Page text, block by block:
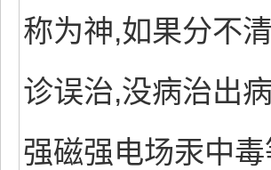
称为神,如果分不
诊误治,没病治出
强磁强电场汞中